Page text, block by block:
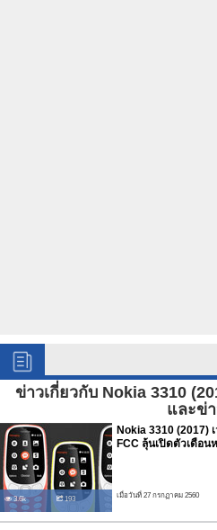
ข่าวเกี่ยวกับ Nokia 3310
และข่
3.6k 193
Nokia 3310 (2017)
FCC ลุ้นเปิดตัวเดือน
เมื่อวันที่ 27 กรกฏาคม 2560